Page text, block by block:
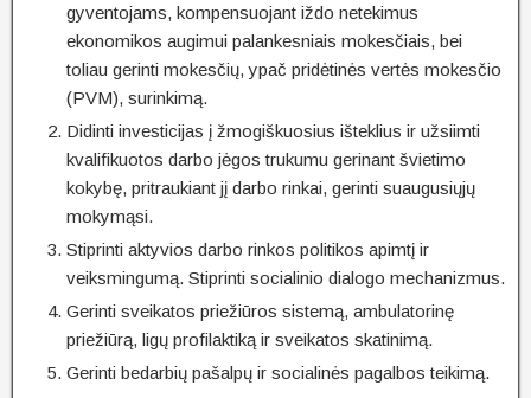
gyventojams, kompensuojant iždo netekimus
ekonomikos augimui palankesniais mokesčiais, bei
toliau gerinti mokesčių, ypač pridėtinės vertės mokesčio
(PVM), surinkimą.
Didinti investicijas į žmogiškuosius išteklius ir užsiimti
kvalifikuotos darbo jėgos trukumu gerinant švietimo
kokybę, pritraukiant jį darbo rinkai, gerinti suaugusiųjų
mokymąsi.
Stiprinti aktyvios darbo rinkos politikos apimtį ir
veiksmingumą. Stiprinti socialinio dialogo mechanizmus.
Gerinti sveikatos priežiūros sistemą, ambulatorinę
priežiūrą, ligų profilaktiką ir sveikatos skatinimą.
Gerinti bedarbių pašalpų ir socialinės pagalbos teikimą.